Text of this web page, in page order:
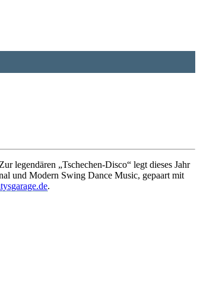
legendären „Tschechen-Disco“ legt dieses Jahr
und Modern Swing Dance Music, gepaart mit
.